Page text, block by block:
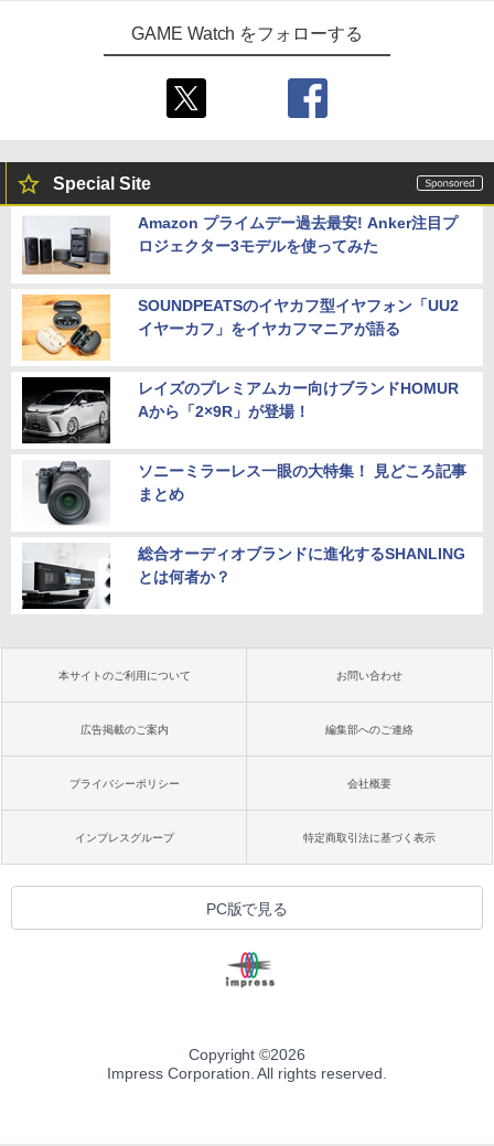
GAME Watch をフォローする
Special Site
Amazon プライムデー過去最安! Anker注目プ
ロジェクター3モデルを使ってみた
SOUNDPEATSのイヤカフ型イヤフォン「UU2
イヤーカフ」をイヤカフマニアが語る
レイズのプレミアムカー向けブランドHOMUR
Aから「2×9R」が登場！
ソニーミラーレス一眼の大特集！ 見どころ記事
まとめ
総合オーディオブランドに進化するSHANLING
とは何者か？
本サイトのご利用について お問い合わせ
広告掲載のご案内 編集部へのご連絡
プライバシーポリシー 会社概要
インプレスグループ 特定商取引法に基づく表示
PC版で見る
Copyright ©2026
Impress Corporation. All rights reserved.